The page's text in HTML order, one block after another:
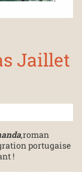
Jaillet
,roman
portugaise
!